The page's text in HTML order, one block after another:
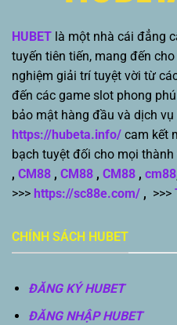
HUBET là một nhà cái đẳng
tuyến tiên tiến, mang đến
nghiệm giải trí tuyệt vời từ
đến các game slot phong
bảo mật hàng đầu và dịch
https://hubeta.info/ cam kết
bạch tuyệt đối cho mọi thành
, CM88 , CM88 , CM88 , cm88
>>> https://sc88e.com/ , >>>
CHÍNH SÁCH HUBET
ĐĂNG KÝ HUBET
ĐĂNG NHẬP HUBET